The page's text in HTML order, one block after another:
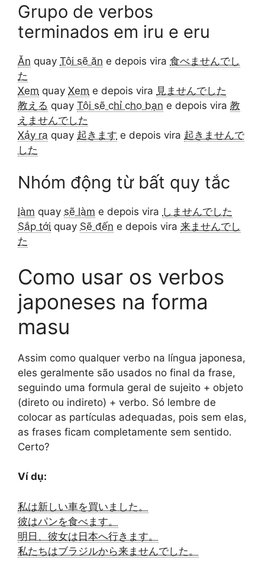
Grupo de verbos
terminados em iru e eru
Ăn quay Tôi sẽ ăn e depois vira 食べませんでし
た
Xem quay Xem e depois vira 見ませんでした
教える quay Tôi sẽ chỉ cho bạn e depois vira 教
えませんでした
Xảy ra quay 起きます e depois vira 起きませんで
した
Nhóm động từ bất quy tắc
làm quay sẽ làm e depois vira しませんでした
Sắp tới quay Sẽ đến e depois vira 来ませんでし
た
Como usar os verbos
japoneses na forma
masu
Assim como qualquer verbo na língua japonesa,
eles geralmente são usados no final da frase,
seguindo uma formula geral de sujeito + objeto
(direto ou indireto) + verbo. Só lembre de
colocar as partículas adequadas, pois sem elas,
as frases ficam completamente sem sentido.
Certo?
Ví dụ:
私は新しい車を買いました。
彼はパンを食べます。
明日、彼女は日本へ行きます。
私たちはブラジルから来ませんでした。